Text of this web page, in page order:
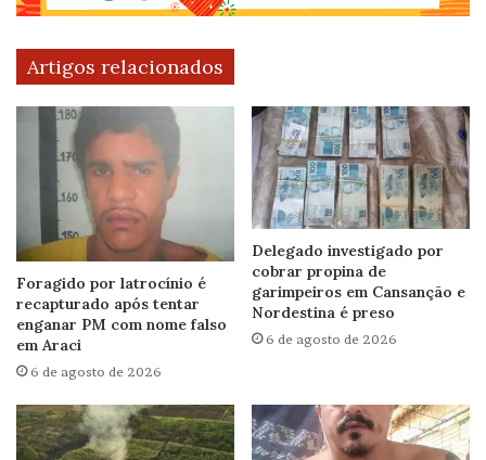
Artigos relacionados
Foragido por latrocínio é
recapturado após tentar
enganar PM com nome falso
em Araci
6 de agosto de 2026
Delegado investigado por
cobrar propina de
garimpeiros em Cansanção e
Nordestina é preso
6 de agosto de 2026